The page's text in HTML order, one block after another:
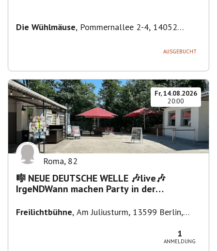
Die Wühlmäuse, Pommernallee 2-4, 14052
AUSGEBUCHT
Fr, 14.08.2026
20:00
Roma, 82
🎼 NEUE DEUTSCHE WELLE 🎶live🎶
IrgeNDWann machen Party in der
Freilichtbühne, Am Juliusturm, 13599 Berlin,
1
ANMELDUNG